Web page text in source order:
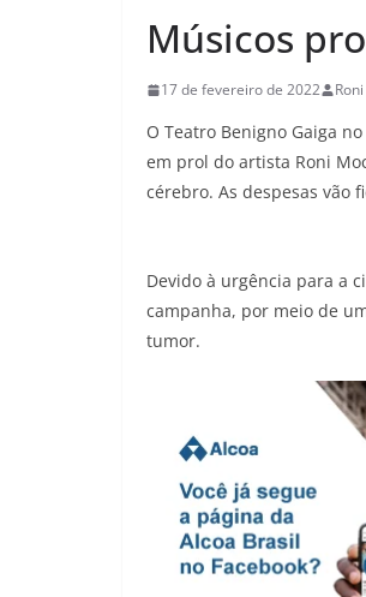
Músicos
17 de fevereiro de 2022
O Teatro Benigno Gaiga
em prol do artista Roni
cérebro. As despesas vão
Devido à urgência para a
campanha, por meio de
tumor.